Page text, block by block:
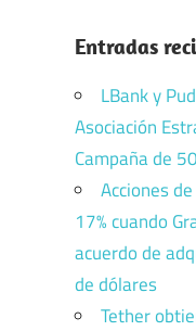
Entradas
LBank y
Asociación
Campaña de
Acciones
17% cuando
acuerdo de
de dólares
Tether